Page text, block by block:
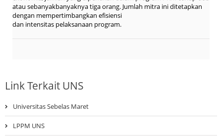
atau sebanyakbanyaknya tiga orang. Jumlah mitra ini ditetapkan
dengan mempertimbangkan efisiensi
dan intensitas pelaksanaan program.
Link Terkait UNS
Universitas Sebelas Maret
LPPM UNS